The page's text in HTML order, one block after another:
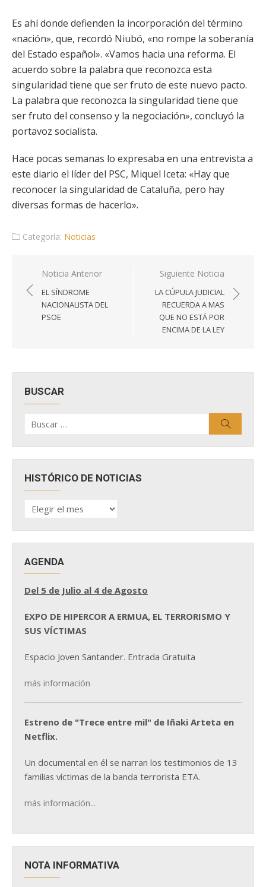
Es ahí donde defienden la incorporación del término
«nación», que, recordó Niubó, «no rompe la soberanía
del Estado español». «Vamos hacia una reforma. El
acuerdo sobre la palabra que reconozca esta
singularidad tiene que ser fruto de este nuevo pacto.
La palabra que reconozca la singularidad tiene que
ser fruto del consenso y la negociación», concluyó la
portavoz socialista.
Hace pocas semanas lo expresaba en una entrevista a
este diario el líder del PSC, Miquel Iceta: «Hay que
reconocer la singularidad de Cataluña, pero hay
diversas formas de hacerlo».
Categoría: Noticias
Navegación
de
entradas
Noticia Anterior
EL SÍNDROME
NACIONALISTA DEL
PSOE
Siguiente Noticia
LA CÚPULA JUDICIAL
RECUERDA A MAS
QUE NO ESTÁ POR
ENCIMA DE LA LEY
BUSCAR
por:
HISTÓRICO DE NOTICIAS
HISTÓRICO
DE
AGENDA
Del 5 de Julio al 4 de Agosto
EXPO DE HIPERCOR A ERMUA, EL TERRORISMO Y
SUS VÍCTIMAS
Espacio Joven Santander. Entrada Gratuita
más información
Estreno de "Trece entre mil" de Iñaki Arteta en
Netflix.
Un documental en él se narran los testimonios de 13
familias víctimas de la banda terrorista ETA.
más información...
NOTA INFORMATIVA